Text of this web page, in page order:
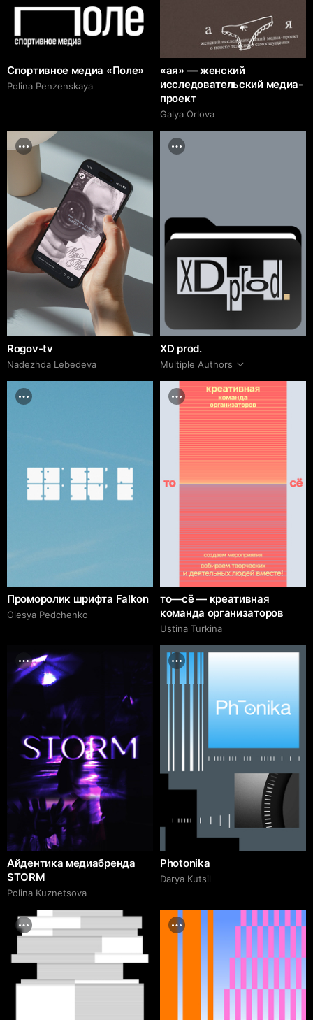
Спортивное медиа «Поле»
Polina Penzenskaya
«ая» — женский
исследовательский медиа-
проект
Galya Orlova
Rogov-tv
Nadezhda Lebedeva
XD prod.
Multiple Authors
Проморолик шрифта Falkon
Olesya Pedchenko
то—сё — креативная
команда организаторов
Ustina Turkina
Айдентика медиабренда
STORM
Polina Kuznetsova
Photonika
Darya Kutsil